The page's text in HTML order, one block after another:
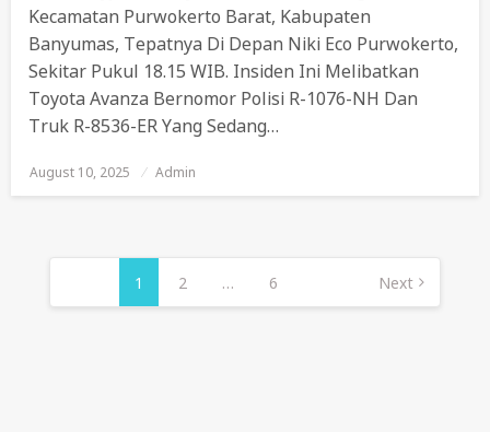
Kecamatan Purwokerto Barat, Kabupaten
Banyumas, Tepatnya Di Depan Niki Eco Purwokerto,
Sekitar Pukul 18.15 WIB. Insiden Ini Melibatkan
Toyota Avanza Bernomor Polisi R-1076-NH Dan
Truk R-8536-ER Yang Sedang…
Posted
On
August 10, 2025 Admin
Posts
Pagination
1 2 … 6 Next